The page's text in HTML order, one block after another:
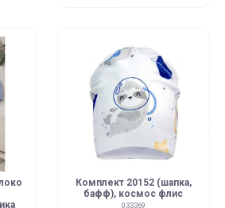
Комплект 20152 (шапка,
бафф), космос флис
033369